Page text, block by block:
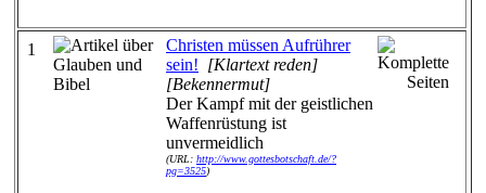
1
Christen müssen Aufrührer
sein! [Klartext reden]
[Bekennermut]
Der Kampf mit der geistlichen
Waffenrüstung ist
unvermeidlich
(URL: http://www.gottesbotschaft.de/?
pg=3525)